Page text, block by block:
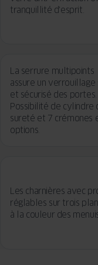
tranquillité d'esprit.
La serrure multipoints
assure un verrouillage
et sécurisé des portes.
Possibilité de cylindre
sureté et 7 crémones
options.
Les charnières avec
réglables sur trois
à la couleur des